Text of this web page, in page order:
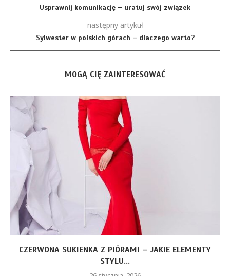
Usprawnij komunikację – uratuj swój związek
następny artykuł
Sylwester w polskich górach – dlaczego warto?
MOGĄ CIĘ ZAINTERESOWAĆ
CZERWONA SUKIENKA Z PIÓRAMI – JAKIE ELEMENTY
STYLU...